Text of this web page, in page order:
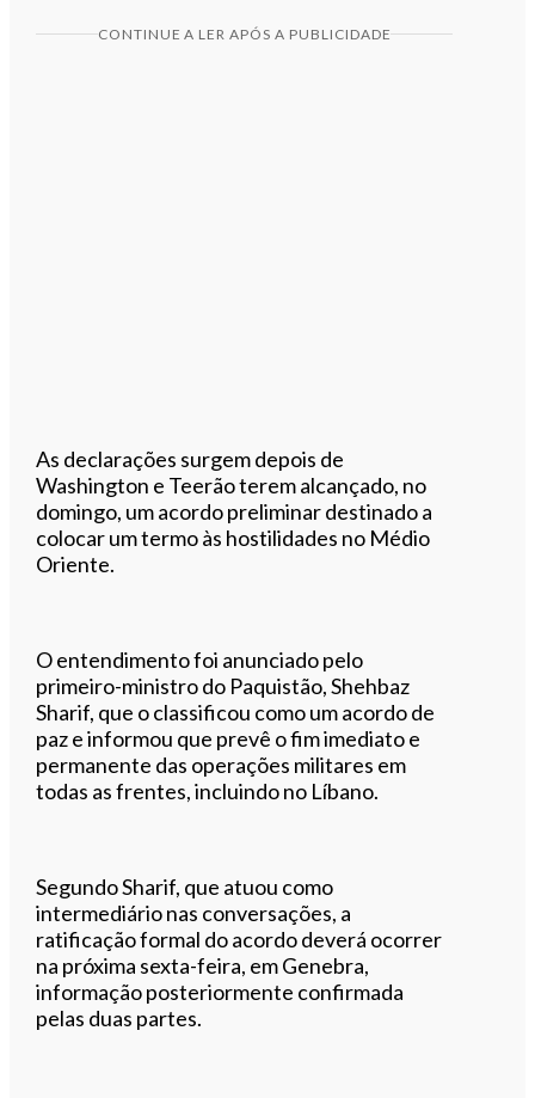
CONTINUE A LER APÓS A PUBLICIDADE
As declarações surgem depois de
Washington e Teerão terem alcançado, no
domingo, um acordo preliminar destinado a
colocar um termo às hostilidades no Médio
Oriente.
O entendimento foi anunciado pelo
primeiro-ministro do Paquistão, Shehbaz
Sharif, que o classificou como um acordo de
paz e informou que prevê o fim imediato e
permanente das operações militares em
todas as frentes, incluindo no Líbano.
Segundo Sharif, que atuou como
intermediário nas conversações, a
ratificação formal do acordo deverá ocorrer
na próxima sexta-feira, em Genebra,
informação posteriormente confirmada
pelas duas partes.